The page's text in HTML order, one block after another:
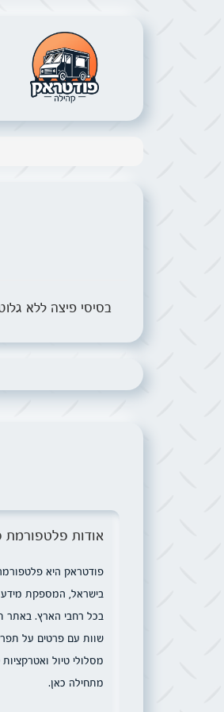
בסיסי פיצה ללא
אודות פלטפורמת
פודטראק היא
בישראל, המספקת
בכל רחבי הארץ. באתר
שוות עם פרטים על
מסלולי טיול
מתחילה כאן.